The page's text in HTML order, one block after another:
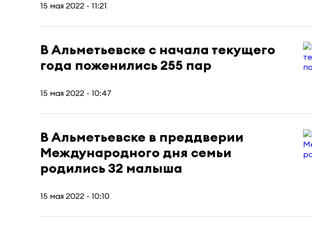
15 мая 2022 - 11:21
В Альметьевске с начала текущего
года поженились 255 пар
15 мая 2022 - 10:47
В Альметьевске в преддверии
Международного дня семьи
родились 32 малыша
15 мая 2022 - 10:10